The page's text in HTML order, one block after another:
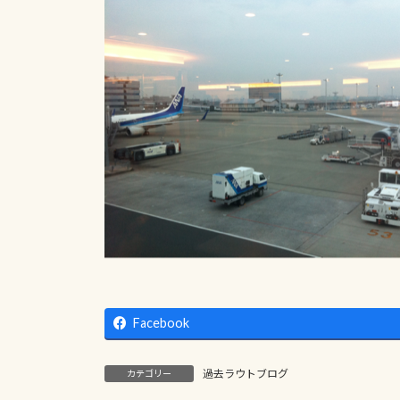
Facebook
カテゴリー 過去ラウトブログ